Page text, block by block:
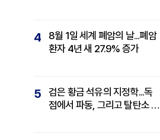
4
8월 1일 세계 폐암의 날...폐암
환자 4년 새 27.9% 증가
5
검은 황금 석유의 지정학...독
점에서 파동, 그리고 탈탄소 패